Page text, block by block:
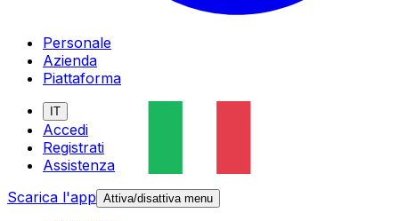
Personale
Azienda
Piattaforma
IT
Accedi
Registrati
Assistenza
Scarica l'app Attiva/disattiva menu